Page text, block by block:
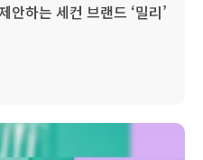
안하는 세컨 브랜드 ‘밀리’